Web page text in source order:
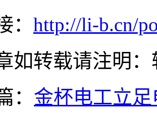
： http://li-b.cn/
如转载请注明：
： 金杯电工立